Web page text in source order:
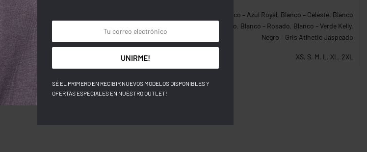
Blanco – Azul Royal Blanco – Celeste, Blanco
Blanco – Rojo Blanco – Rosado Blanco – Verde Kelly,
Negro – Gris Atlhetic Jaspeado
XS, S, M L XL 2XL
UNIRME!
SÉ EL PRIMERO EN RECIBIR NUEVOS MODELOS DISPONIBLES Y
OFERTAS ESPECIALES EN NUESTRO OUTLET!